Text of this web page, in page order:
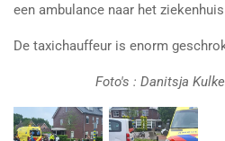
een ambulance naar het
De taxichauffeur is enorm
Foto's : Danitsja